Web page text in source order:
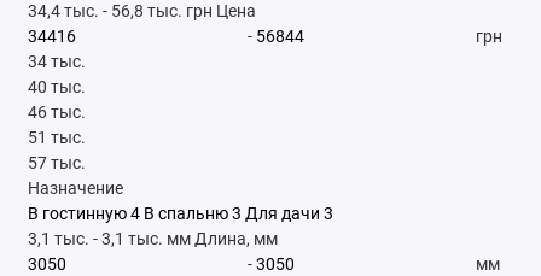
34,4 тыс. - 56,8 тыс. грн Цена
-
грн
34 тыс.
40 тыс.
46 тыс.
51 тыс.
57 тыс.
Назначение
В гостинную 4 В спальню 3 Для дачи 3
3,1 тыс. -3,1 тыс. ммДлина, мм
-
мм